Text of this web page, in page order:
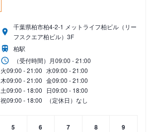
千葉県柏市柏4-2-1 メットライフ柏ビル（リー
フスクエア柏ビル）3F
柏駅
（受付時間） 月09:00 - 21:00
火09:00 - 21:00 水09:00 - 21:00
木09:00 - 21:00 金09:00 - 21:00
土09:00 - 18:00 日09:00 - 18:00
祝09:00 - 18:00 （定休日）なし
5
6
7
8
9